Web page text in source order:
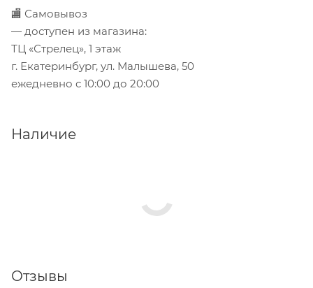
🏬 Самовывоз
— доступен из магазина:
ТЦ «Стрелец», 1 этаж
г. Екатеринбург, ул. Малышева, 50
ежедневно с 10:00 до 20:00
Наличие
Отзывы